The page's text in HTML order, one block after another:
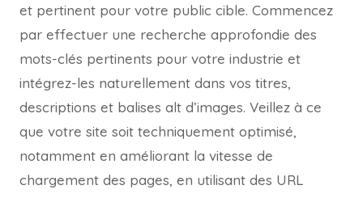
et pertinent pour votre public cible. Commencez
par effectuer une recherche approfondie des
mots-clés pertinents pour votre industrie et
intégrez-les naturellement dans vos titres,
descriptions et balises alt d’images. Veillez à ce
que votre site soit techniquement optimisé,
notamment en améliorant la vitesse de
chargement des pages, en utilisant des URL